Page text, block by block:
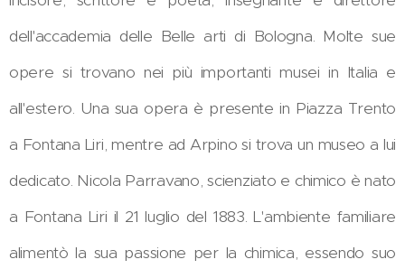
dell'accademia delle Belle arti di Bologna. Molte sue
opere si trovano nei più importanti musei in Italia e
all'estero. Una sua opera è presente in Piazza Trento
a Fontana Liri, mentre ad Arpino si trova un museo a lui
dedicato. Nicola Parravano, scienziato e chimico è nato
a Fontana Liri il 21 luglio del 1883. L'ambiente familiare
alimentò la sua passione per la chimica, essendo suo